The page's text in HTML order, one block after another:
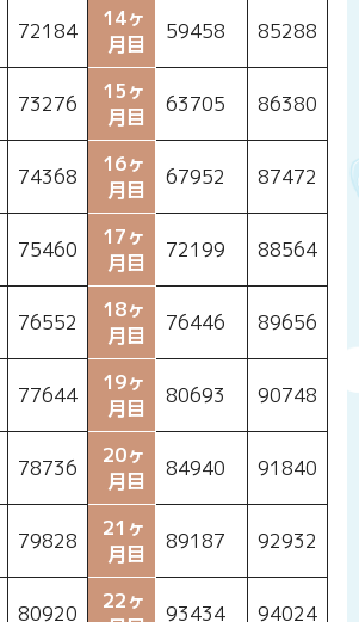
72184
14ヶ
月目
59458 85288
73276
15ヶ
月目
63705 86380
74368
16ヶ
月目
67952 87472
75460
17ヶ
月目
72199 88564
76552
18ヶ
月目
76446 89656
77644
19ヶ
月目
80693 90748
78736
20ヶ
月目
84940 91840
79828
21ヶ
月目
89187 92932
80920
22ヶ
93434 94024